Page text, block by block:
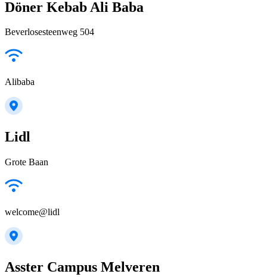
Döner Kebab Ali Baba
Beverlosesteenweg 504
Alibaba
Lidl
Grote Baan
welcome@lidl
Asster Campus Melveren